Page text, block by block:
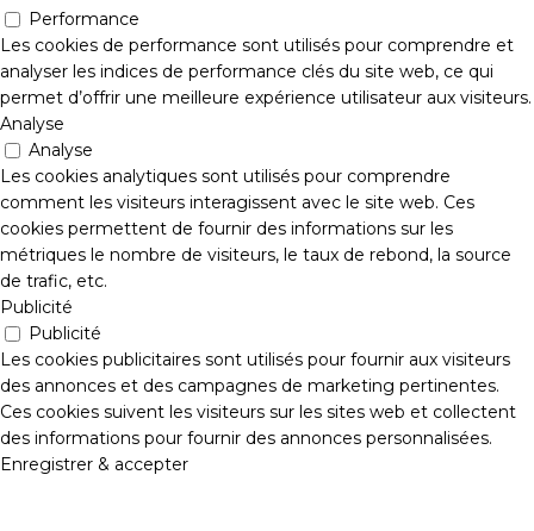
Performance
Les cookies de performance sont utilisés pour comprendre et
analyser les indices de performance clés du site web, ce qui
permet d’offrir une meilleure expérience utilisateur aux visiteurs.
Analyse
Analyse
Les cookies analytiques sont utilisés pour comprendre
comment les visiteurs interagissent avec le site web. Ces
cookies permettent de fournir des informations sur les
métriques le nombre de visiteurs, le taux de rebond, la source
de trafic, etc.
Publicité
Publicité
Les cookies publicitaires sont utilisés pour fournir aux visiteurs
des annonces et des campagnes de marketing pertinentes.
Ces cookies suivent les visiteurs sur les sites web et collectent
des informations pour fournir des annonces personnalisées.
Enregistrer & accepter